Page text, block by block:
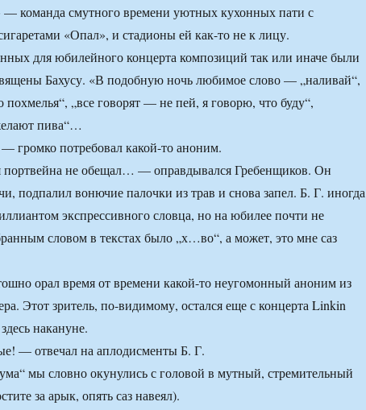
команда смутного времени уютных кухонных пати с
«Опал», и стадионы ей как-то не к лицу.
для юбилейного концерта композиций так или иначе были
Бахусу. «В подобную ночь любимое слово — „наливай“,
похмелья“, „все говорят — не пей, я говорю, что буду“,
пива“…
громко потребовал какой-то аноним.
не обещал… — оправдывался Гребенщиков. Он
подпалил вонючие палочки из трав и снова запел. Б. Г. иногда
экспрессивного словца, но на юбилее почти не
словом в текстах было „х…во“, а может, это мне саз
орал время от времени какой-то неугомонный аноним из
Этот зритель, по-видимому, остался еще с концерта Linkin
накануне.
— отвечал на аплодисменты Б. Г.
мы словно окунулись с головой в мутный, стремительный
за арык, опять саз навеял).